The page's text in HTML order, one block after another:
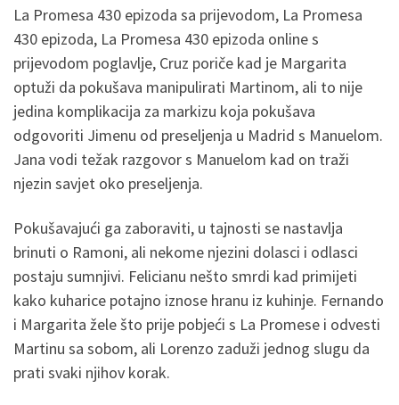
La Promesa 430 epizoda sa prijevodom, La Promesa
430 epizoda, La Promesa 430 epizoda online s
prijevodom poglavlje, Cruz poriče kad je Margarita
optuži da pokušava manipulirati Martinom, ali to nije
jedina komplikacija za markizu koja pokušava
odgovoriti Jimenu od preseljenja u Madrid s Manuelom.
Jana vodi težak razgovor s Manuelom kad on traži
njezin savjet oko preseljenja.
Pokušavajući ga zaboraviti, u tajnosti se nastavlja
brinuti o Ramoni, ali nekome njezini dolasci i odlasci
postaju sumnjivi. Felicianu nešto smrdi kad primijeti
kako kuharice potajno iznose hranu iz kuhinje. Fernando
i Margarita žele što prije pobjeći s La Promese i odvesti
Martinu sa sobom, ali Lorenzo zaduži jednog slugu da
prati svaki njihov korak.